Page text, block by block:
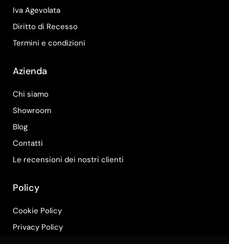
Iva Agevolata
Diritto di Recesso
Termini e condizioni
Azienda
Chi siamo
Showroom
Blog
Contatti
Le recensioni dei nostri clienti
Policy
Cookie Policy
Privacy Policy